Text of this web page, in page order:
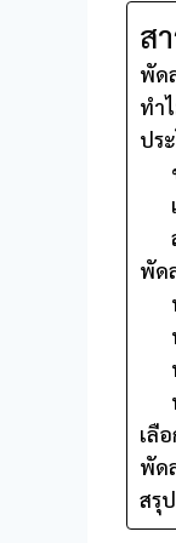
ส
พัด
ทำ
ปร
พัด
เลื
พัด
สรุป